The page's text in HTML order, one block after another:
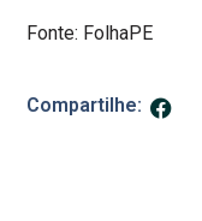
Fonte: FolhaPE
Compartilhe: